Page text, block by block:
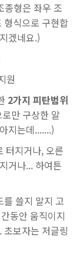
종형은 좌우 조
형식으로 구현합
겠네요.)
원
2가지 피탄범위
만 구상한 알
지는데.......)
터지거나, 오른
거나... 하여튼
쓸지 말지 고
동안 움직이지
보자는 저글링